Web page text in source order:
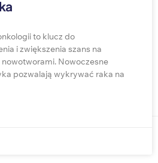
to klucz do
i zwiększenia szans na
Nowoczesne
pozwalają wykrywać raka na